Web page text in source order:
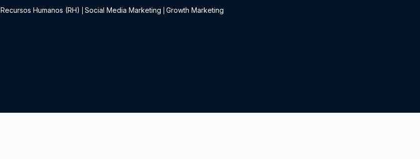
Recursos Humanos (RH) Social Media Marketing Growth Marketing